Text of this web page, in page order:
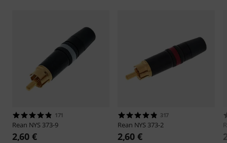
171
Rean NYS 373-9
2,60 €
317
Rean NYS 373-2
2,60 €